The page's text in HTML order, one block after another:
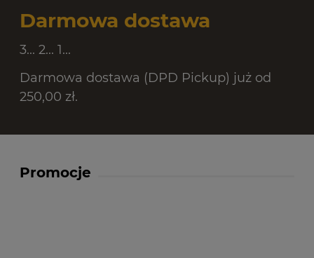
Darmowa dostawa
3... 2... 1...
Darmowa dostawa (DPD Pickup) już od
250,00 zł.
Promocje